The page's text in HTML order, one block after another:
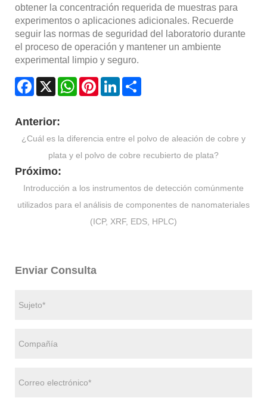
obtener la concentración requerida de muestras para
experimentos o aplicaciones adicionales. Recuerde
seguir las normas de seguridad del laboratorio durante
el proceso de operación y mantener un ambiente
experimental limpio y seguro.
Facebook
X WhatsAppPinterestLinkedIn
Anterior:
¿Cuál es la diferencia entre el polvo de aleación de cobre y
plata y el polvo de cobre recubierto de plata?
Próximo:
Introducción a los instrumentos de detección comúnmente
utilizados para el análisis de componentes de nanomateriales
(ICP, XRF, EDS, HPLC)
Enviar Consulta